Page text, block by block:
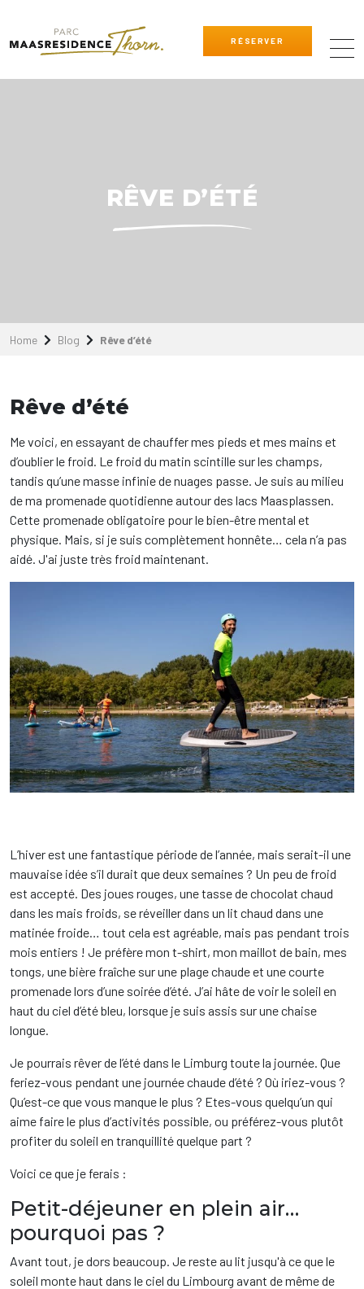
RÉSERVER
RÊVE D’ÉTÉ
Home Blog Rêve d’été
Rêve d’été
Me voici, en essayant de chauffer mes pieds et mes mains et
d’oublier le froid. Le froid du matin scintille sur les champs,
tandis qu’une masse infinie de nuages passe. Je suis au milieu
de ma promenade quotidienne autour des lacs Maasplassen.
Cette promenade obligatoire pour le bien-être mental et
physique. Mais, si je suis complètement honnête… cela n’a pas
aidé. J'ai juste très froid maintenant.
L’hiver est une fantastique période de l’année, mais serait-il une
mauvaise idée s’il durait que deux semaines ? Un peu de froid
est accepté. Des joues rouges, une tasse de chocolat chaud
dans les mais froids, se réveiller dans un lit chaud dans une
matinée froide… tout cela est agréable, mais pas pendant trois
mois entiers ! Je préfère mon t-shirt, mon maillot de bain, mes
tongs, une bière fraîche sur une plage chaude et une courte
promenade lors d’une soirée d’été. J’ai hâte de voir le soleil en
haut du ciel d’été bleu, lorsque je suis assis sur une chaise
longue.
Je pourrais rêver de l’été dans le Limburg toute la journée. Que
feriez-vous pendant une journée chaude d’été ? Où iriez-vous ?
Qu’est-ce que vous manque le plus ? Etes-vous quelqu’un qui
aime faire le plus d’activités possible, ou préférez-vous plutôt
profiter du soleil en tranquillité quelque part ?
Voici ce que je ferais :
Petit-déjeuner en plein air…
pourquoi pas ?
Avant tout, je dors beaucoup. Je reste au lit jusqu'à ce que le
soleil monte haut dans le ciel du Limbourg avant de même de